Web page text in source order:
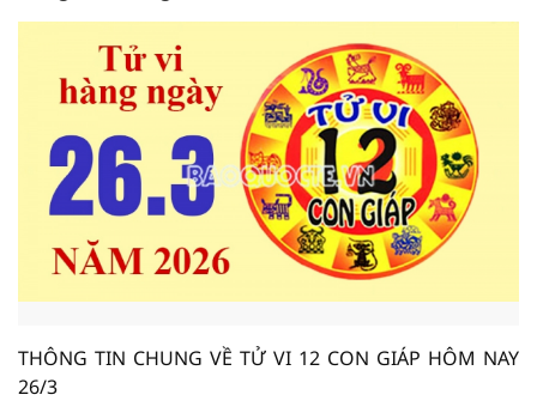
THÔNG TIN CHUNG VỀ TỬ VI 12 CON GIÁP HÔM NAY
26/3